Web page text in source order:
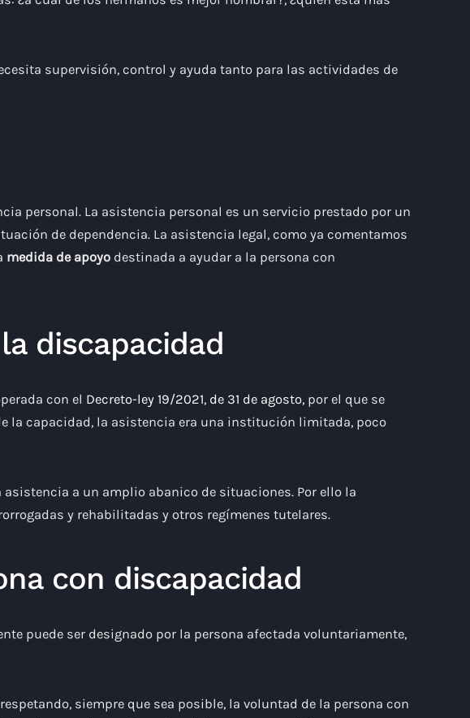
supervisión, control y ayuda tanto para las actividades de
personal. La asistencia personal es un servicio prestado por un
de dependencia. La asistencia legal, como ya comentamos
medida de apoyo destinada a ayudar a la persona con
discapacidad
con el Decreto-ley 19/2021, de 31 de agosto, por el que se
la capacidad, la asistencia era una institución limitada, poco
a un amplio abanico de situaciones. Por ello la
y rehabilitadas y otros regímenes tutelares.
con discapacidad
puede ser designado por la persona afectada voluntariamente,
siempre que sea posible, la voluntad de la persona con